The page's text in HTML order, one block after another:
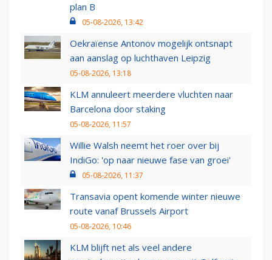
plan B
05-08-2026, 13:42
Oekraïense Antonov mogelijk ontsnapt
aan aanslag op luchthaven Leipzig
05-08-2026, 13:18
KLM annuleert meerdere vluchten naar
Barcelona door staking
05-08-2026, 11:57
Willie Walsh neemt het roer over bij
IndiGo: 'op naar nieuwe fase van groei'
05-08-2026, 11:37
Transavia opent komende winter nieuwe
route vanaf Brussels Airport
05-08-2026, 10:46
KLM blijft net als veel andere